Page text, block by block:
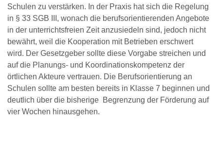
Schulen zu verstärken. In der Praxis hat sich die Regelung
in § 33 SGB III, wonach die berufsorientierenden Angebote
in der unterrichtsfreien Zeit anzusiedeln sind, jedoch nicht
bewährt, weil die Kooperation mit Betrieben erschwert
wird. Der Gesetzgeber sollte diese Vorgabe streichen und
auf die Planungs- und Koordinationskompetenz der
örtlichen Akteure vertrauen. Die Berufsorientierung an
Schulen sollte am besten bereits in Klasse 7 beginnen und
deutlich über die bisherige Begrenzung der Förderung auf
vier Wochen hinausgehen.